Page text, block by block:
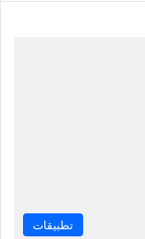
تطبيقات